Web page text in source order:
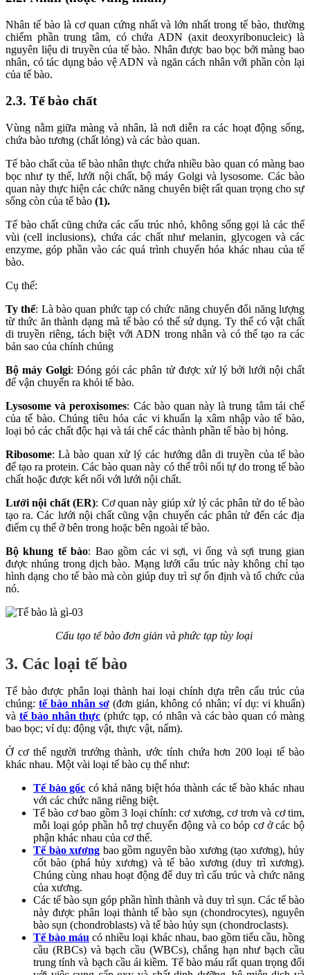
Nhân tế bào là cơ quan cứng nhất và lớn nhất trong tế bào, thường
chiếm phần trung tâm, có chứa ADN (axit deoxyribonucleic) là
nguyên liệu di truyền của tế bào. Nhân được bao bọc bởi màng bao
nhân, có tác dụng bảo vệ ADN và ngăn cách nhân với phần còn lại
của tế bào.
2.3. Tế bào chất
Vùng nằm giữa màng và nhân, là nơi diễn ra các hoạt động sống,
chứa bào tương (chất lỏng) và các bào quan.
Tế bào chất của tế bào nhân thực chứa nhiều bào quan có màng bao
bọc như ty thể, lưới nội chất, bộ máy Golgi và lysosome. Các bào
quan này thực hiện các chức năng chuyên biệt rất quan trọng cho sự
sống còn của tế bào (1).
Tế bào chất cũng chứa các cấu trúc nhỏ, không sống gọi là các thể
vùi (cell inclusions), chứa các chất như melanin, glycogen và các
enzyme, góp phần vào các quá trình chuyển hóa khác nhau của tế
bào.
Cụ thể:
Ty thể: Là bào quan phức tạp có chức năng chuyển đổi năng lượng
từ thức ăn thành dạng mà tế bào có thể sử dụng. Ty thể có vật chất
di truyền riêng, tách biệt với ADN trong nhân và có thể tạo ra các
bản sao của chính chúng
Bộ máy Golgi: Đóng gói các phân tử được xử lý bởi lưới nội chất
để vận chuyển ra khỏi tế bào.
Lysosome và peroxisomes: Các bào quan này là trung tâm tái chế
của tế bào. Chúng tiêu hóa các vi khuẩn lạ xâm nhập vào tế bào,
loại bỏ các chất độc hại và tái chế các thành phần tế bào bị hỏng.
Ribosome: Là bào quan xử lý các hướng dẫn di truyền của tế bào
để tạo ra protein. Các bào quan này có thể trôi nổi tự do trong tế bào
chất hoặc được kết nối với lưới nội chất.
Lưới nội chất (ER): Cơ quan này giúp xử lý các phân tử do tế bào
tạo ra. Các lưới nội chất cũng vận chuyển các phân tử đến các địa
điểm cụ thể ở bên trong hoặc bên ngoài tế bào.
Bộ khung tế bào: Bao gồm các vi sợi, vi ống và sợi trung gian
được nhúng trong dịch bào. Mạng lưới cấu trúc này không chỉ tạo
hình dạng cho tế bào mà còn giúp duy trì sự ổn định và tổ chức của
nó.
Cấu tạo tế bào đơn giản và phức tạp tùy loại
3. Các loại tế bào
Tế bào được phân loại thành hai loại chính dựa trên cấu trúc của
chúng: tế bào nhân sơ(đơn giản, không có nhân; ví dụ: vi khuẩn)
và tế bào nhân thực (phức tạp, có nhân và các bào quan có màng
bao bọc; ví dụ: động vật, thực vật, nấm).
Ở cơ thể người trưởng thành, ước tính chứa hơn 200 loại tế bào
khác nhau. Một vài loại tế bào cụ thể như:
Tế bào gốc có khả năng biệt hóa thành các tế bào khác nhau
với các chức năng riêng biệt.
Tế bào cơ bao gồm 3 loại chính: cơ xương, cơ trơn và cơ tim,
mỗi loại góp phần hỗ trợ chuyển động và co bóp cơ ở các bộ
phận khác nhau của cơ thể.
Tế bào xương bao gồm nguyên bào xương (tạo xương), hủy
cốt bào (phá hủy xương) và tế bào xương (duy trì xương).
Chúng cùng nhau hoạt động để duy trì cấu trúc và chức năng
của xương.
Các tế bào sụn góp phần hình thành và duy trì sụn. Các tế bào
này được phân loại thành tế bào sụn (chondrocytes), nguyên
bào sụn (chondroblasts) và tế bào hủy sụn (chondroclasts).
Tế bào máu có nhiều loại khác nhau, bao gồm tiểu cầu, hồng
cầu (RBCs) và bạch cầu (WBCs), chẳng hạn như bạch cầu
trung tính và bạch cầu ái kiềm. Tế bào máu rất quan trọng đối